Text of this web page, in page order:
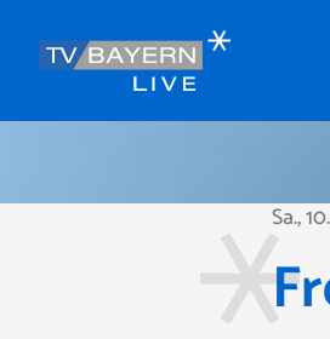
Sa.,